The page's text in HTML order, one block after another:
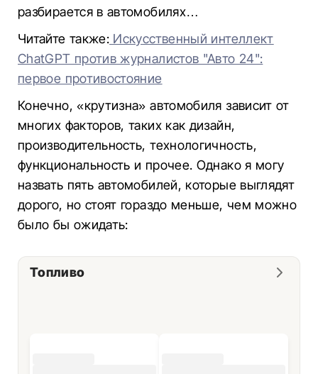
разбирается в автомобилях…
Читайте также: Искусственный интеллект
ChatGPT против журналистов "Авто 24":
первое противостояние
Конечно, «крутизна» автомобиля зависит от
многих факторов, таких как дизайн,
производительность, технологичность,
функциональность и прочее. Однако я могу
назвать пять автомобилей, которые выглядят
дорого, но стоят гораздо меньше, чем можно
было бы ожидать:
Топливо